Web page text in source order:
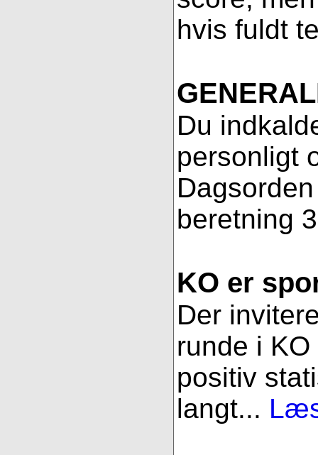
hvis fuldt
Du
personligt
beretning
KO er
Der
runde i
positiv
langt...